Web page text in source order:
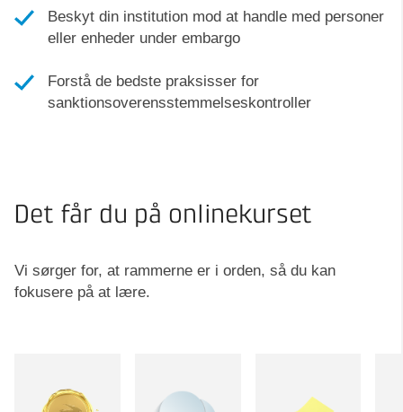
Beskyt din institution mod at handle med personer
eller enheder under embargo
Forstå de bedste praksisser for
sanktionsoverensstemmelseskontroller
Det får du på onlinekurset
Vi sørger for, at rammerne er i orden, så du kan
fokusere på at lære.